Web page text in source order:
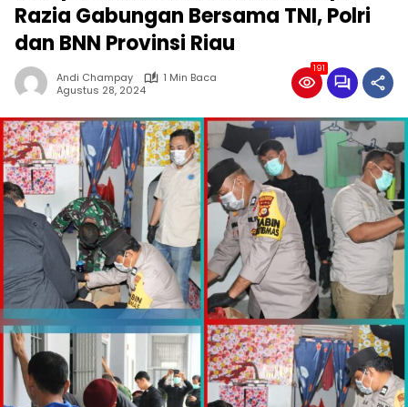
Razia Gabungan Bersama TNI, Polri
dan BNN Provinsi Riau
Andi Champay
1 Min Baca
Agustus 28, 2024
191